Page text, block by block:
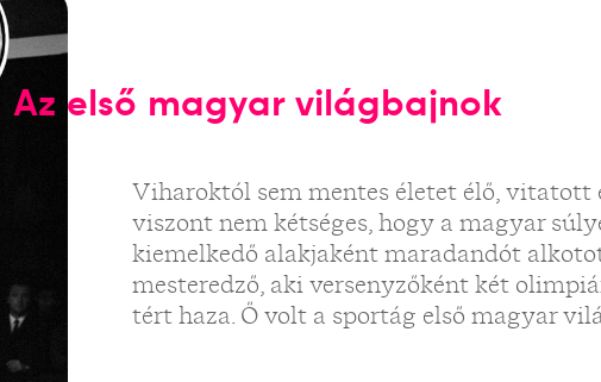
Az első magyar világbajnok
Viharoktól sem mentes életet élő, vitatott
viszont nem kétséges, hogy a magyar
kiemelkedő alakjaként maradandót
mesteredző, aki versenyzőként két
tért haza. Ő volt a sportág első magyar